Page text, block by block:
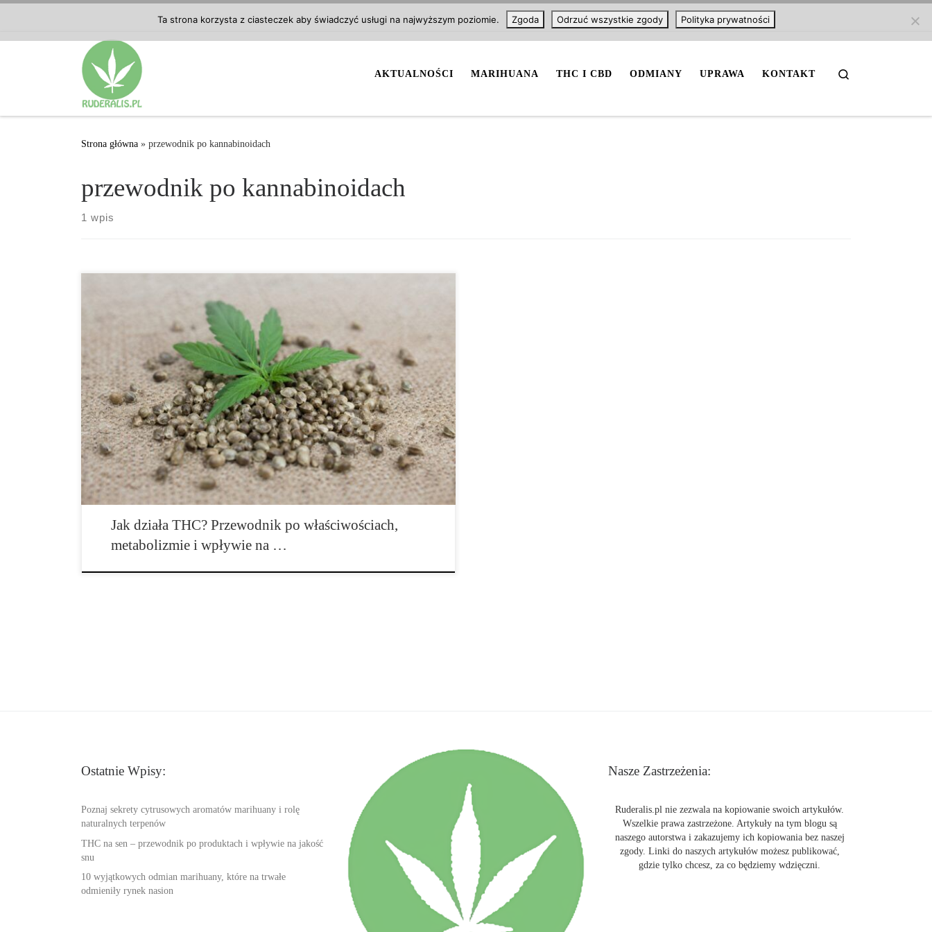
AKTUALNOŚCI MARIHUANA THC I CBD ODMIANY UPRAWA KONTAKT
Strona główna » przewodnik po kannabinoidach
przewodnik po kannabinoidach
1 wpis
Co to jest THC? Kompletny przewodnik po najpopularniejszym kannabinoidzie
Wprowadzenie THC jest jednym z najbardziej rozpoznawalnych związków chemicznych
występujących w konopiach i jednocześnie substancją, która od dziesięcioleci wzbudza
ogromne zainteresowanie naukowców, lekarzy, prawników oraz opinii publicznej. Skrót
THC pochodzi od nazwy tetrahydrokannabinol i odnosi się do naturalnego kannabinoidu
obecnego przede […]
Jak działa THC? Przewodnik po właściwościach,
metabolizmie i wpływie na …
Ostatnie Wpisy:
Poznaj sekrety cytrusowych aromatów marihuany i rolę
naturalnych terpenów
THC na sen – przewodnik po produktach i wpływie na jakość
snu
10 wyjątkowych odmian marihuany, które na trwałe
odmieniły rynek nasion
Nasze Zastrzeżenia:
Ruderalis.pl nie zezwala na kopiowanie swoich artykułów.
Wszelkie prawa zastrzeżone. Artykuły na tym blogu są
naszego autorstwa i zakazujemy ich kopiowania bez naszej
zgody. Linki do naszych artykułów możesz publikować,
gdzie tylko chcesz, za co będziemy wdzięczni.
Ta strona korzysta z ciasteczek aby świadczyć usługi na najwyższym poziomie. Zgoda Odrzuć wszystkie zgody Polityka prywatności